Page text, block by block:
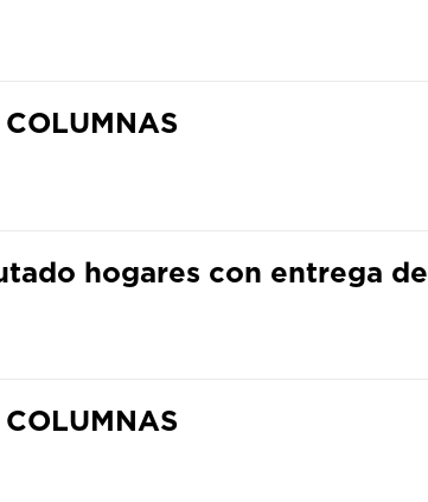
hogares con entrega